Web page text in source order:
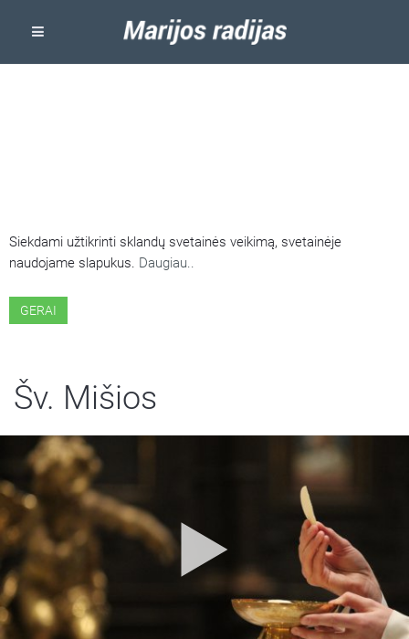
Siekdami užtikrinti sklandų svetainės veikimą, svetainėje
naudojame slapukus. Daugiau..
GERAI
Šv. Mišios